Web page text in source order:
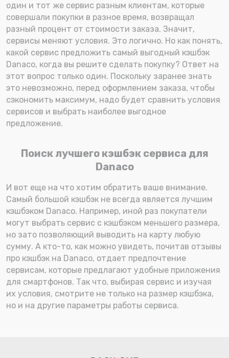
один и тот же сервис разным клиентам, которые
совершали покупки в разное время, возвращал
разный процент от стоимости заказа. Значит,
сервисы меняют условия. Это логично. Но как понять,
какой сервис предложить самый выгодный кэшбэк
Danaco, когда вы решите сделать покупку? Ответ на
этот вопрос только один. Поскольку заранее знать
это невозможно, перед оформлением заказа, чтобы
сэкономить максимум, надо будет сравнить условия
сервисов и выбрать наиболее выгодное
предложение.
Поиск лучшего кэшбэк сервиса для
Danaco
И вот еще на что хотим обратить ваше внимание.
Самый большой кэшбэк не всегда является лучшим
кэшбэком Danaco. Например, иной раз покупатели
могут выбрать сервис с кэшбэком меньшего размера,
но зато позволяющий выводить на карту любую
сумму. А кто-то, как можно увидеть, почитав отзывы
про кэшбэк на Danaco, отдает предпочтение
сервисам, которые предлагают удобные приложения
для смартфонов. Так что, выбирая сервис и изучая
их условия, смотрите не только на размер кэшбэка,
но и на другие параметры работы сервиса.